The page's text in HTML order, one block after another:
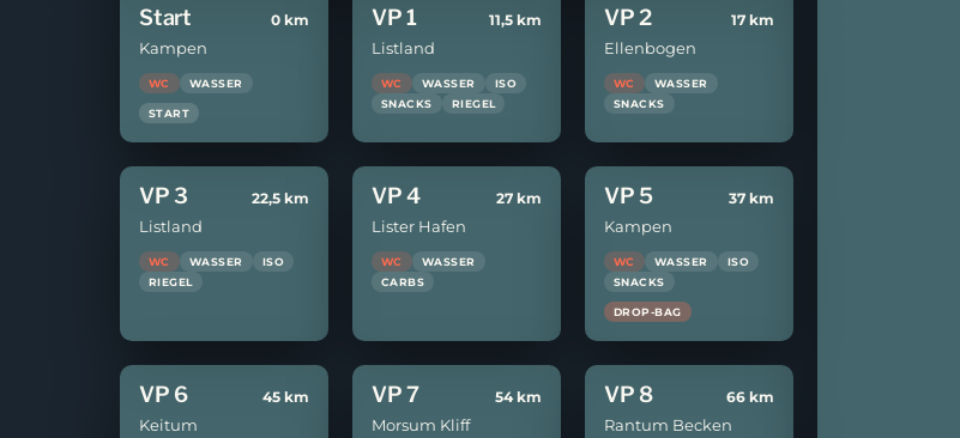
Start 0 km
Kampen
WC WASSER
START
VP 1 11,5 km
Listland
WC WASSER
ISO
SNACKS
RIEGEL
VP 2 17 km
Ellenbogen
WC
WASSER
SNACKS
VP 3 22,5 km
Listland
WC WASSER
ISO
RIEGEL
VP 4 27 km
Lister Hafen
WC
WASSER
CARBS
VP 5 37 km
Kampen
WC WASSER
ISO
SNACKS
DROP-BAG
VP 6 45 km
Keitum
VP 7 54 km
Morsum Kliff
VP 8 66 km
Rantum Becken